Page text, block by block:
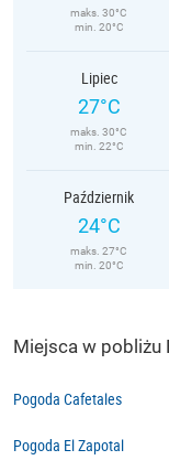
maks. 30°C
min. 20°C
Lipiec
27°C
maks. 30°C
min. 22°C
Październik
24°C
maks. 27°C
min. 20°C
Miejsca w pobliżu
Pogoda Cafetales
Pogoda El Zapotal